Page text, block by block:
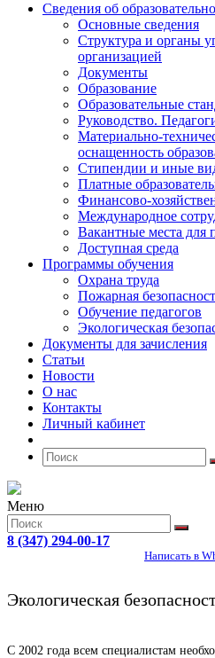
Сведения об
Основные сведения
Структура и органы
организацией
Документы
Образование
Образовательные
Руководство.
Материально-
оснащенность
Стипендии и иные
Платные
Финансово-
Международное
Вакантные места для
Доступная среда
Программы обучения
Охрана труда
Пожарная
Обучение педагогов
Экологическая
Документы для зачисления
Статьи
Новости
О нас
Контакты
Личный кабинет
Меню
8 (347) 294-00-17
Написать в
Экологическая
С 2002 года всем специалистам